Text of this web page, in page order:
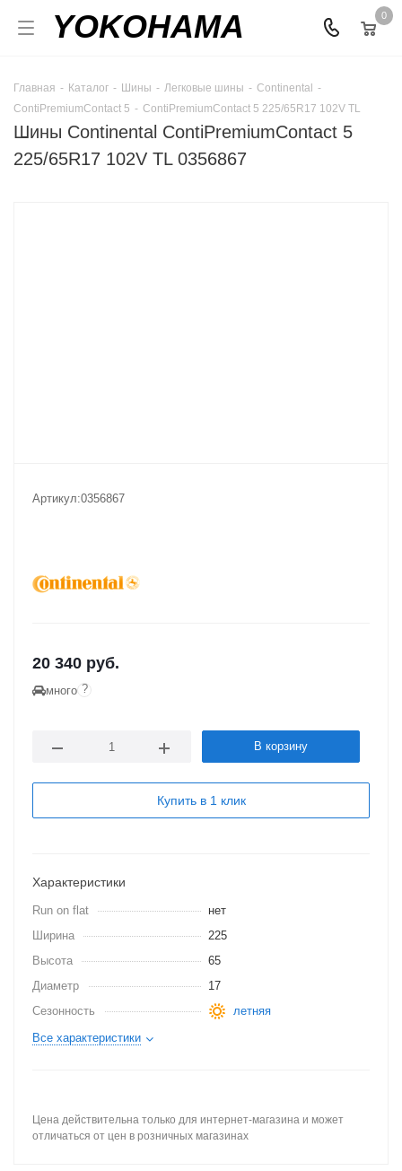
YOKOHAMA 0
Главная - Каталог - Шины - Легковые шины - Continental -
ContiPremiumContact 5 - ContiPremiumContact 5 225/65R17 102V TL
Шины Continental ContiPremiumContact 5
225/65R17 102V TL 0356867
Артикул:0356867
20 340 руб.
много ?
В корзину
Купить в 1 клик
Характеристики
Run on flat
нет
Ширина
225
Высота
65
Диаметр
17
Сезонность
летняя
Все характеристики
Цена действительна только для интернет-магазина и может
отличаться от цен в розничных магазинах